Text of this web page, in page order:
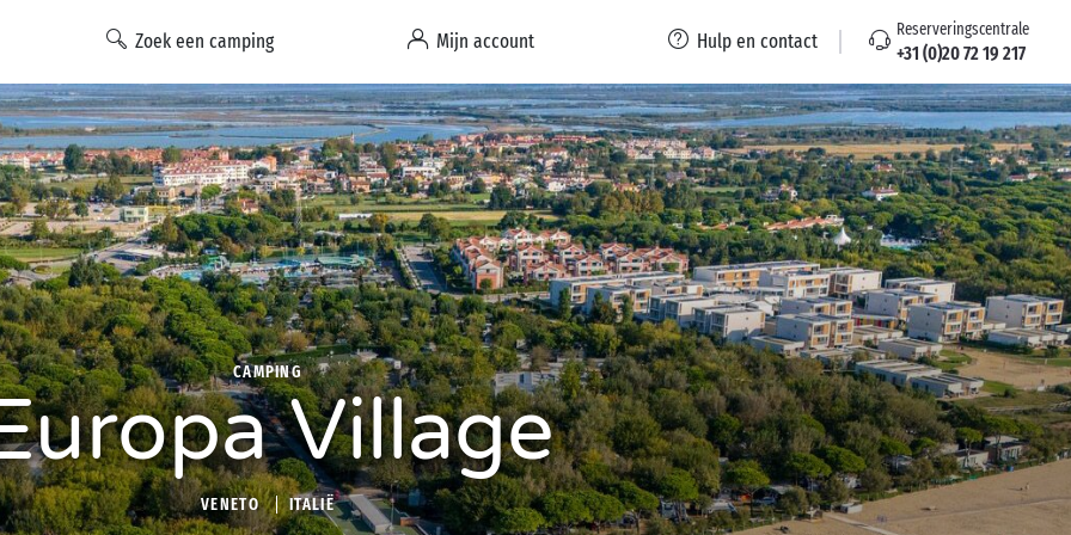
Zoek een camping Mijn account Hulp en contact Reserveringscentrale
+31 (0)20 72 19 217
CAMPING
Village
VENETO ITALIË